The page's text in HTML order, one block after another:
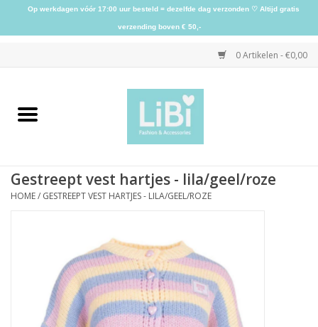
0 Artikelen - €0,00
Home
Kleding
Accessoires
Gestreept vest hartjes - lila/geel/roze
HOME/ GESTREEPT VEST HARTJES - LILA/GEEL/ROZE
Op werkdagen vóór 17:00 uur besteld = dezelfde dag verzonden ♡ Altijd gratis
verzending boven € 50,-